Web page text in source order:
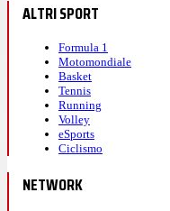
ALTRI SPORT
Formula 1
Motomondiale
Basket
Tennis
Running
Volley
eSports
Ciclismo
NETWORK